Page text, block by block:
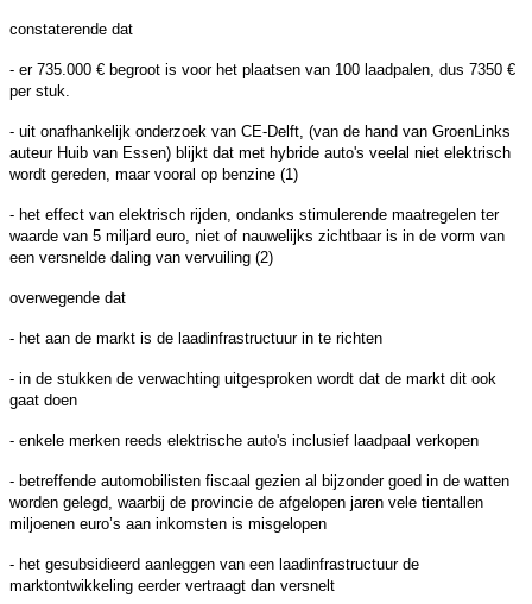
constaterende dat
- er 735.000 € begroot is voor het plaatsen van 100 laadpalen, dus 7350 €
per stuk.
- uit onafhankelijk onderzoek van CE-Delft, (van de hand van GroenLinks
auteur Huib van Essen) blijkt dat met hybride auto's veelal niet elektrisch
wordt gereden, maar vooral op benzine (1)
- het effect van elektrisch rijden, ondanks stimulerende maatregelen ter
waarde van 5 miljard euro, niet of nauwelijks zichtbaar is in de vorm van
een versnelde daling van vervuiling (2)
overwegende dat
- het aan de markt is de laadinfrastructuur in te richten
- in de stukken de verwachting uitgesproken wordt dat de markt dit ook
gaat doen
- enkele merken reeds elektrische auto's inclusief laadpaal verkopen
- betreffende automobilisten fiscaal gezien al bijzonder goed in de watten
worden gelegd, waarbij de provincie de afgelopen jaren vele tientallen
miljoenen euro’s aan inkomsten is misgelopen
- het gesubsidieerd aanleggen van een laadinfrastructuur de
marktontwikkeling eerder vertraagt dan versnelt